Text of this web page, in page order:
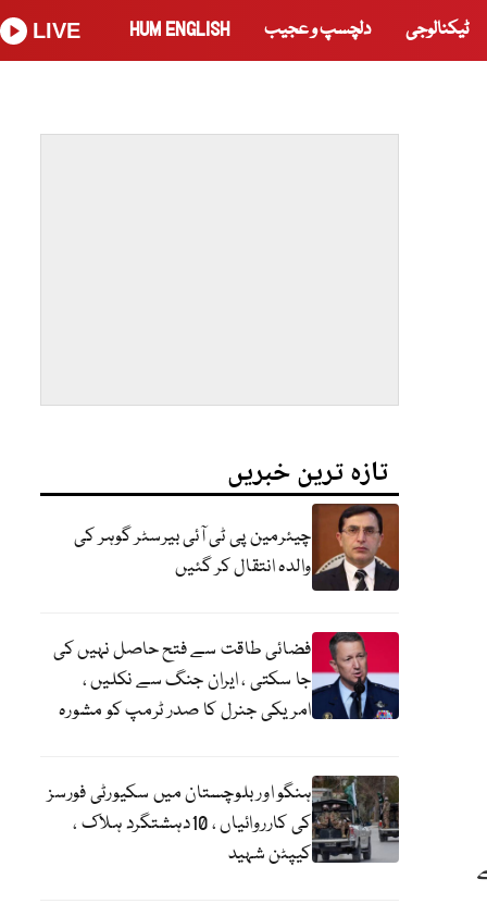
ٹیکنالوجی دلچسپ و عجیب HUM ENGLISH
LIVE
تازہ ترین خبریں
چیئرمین پی ٹی آئی بیرسٹر گوہر کی
والدہ انتقال کر گئیں
فضائی طاقت سے فتح حاصل نہیں کی
جا سکتی ، ایران جنگ سے نکلیں ،
امریکی جنرل کا صدر ٹرمپ کو مشورہ
ہنگو اور بلوچستان میں سکیورٹی فورسز
کی کارروائیاں ، 10دہشتگرد ہلاک ،
کیپٹن شہید